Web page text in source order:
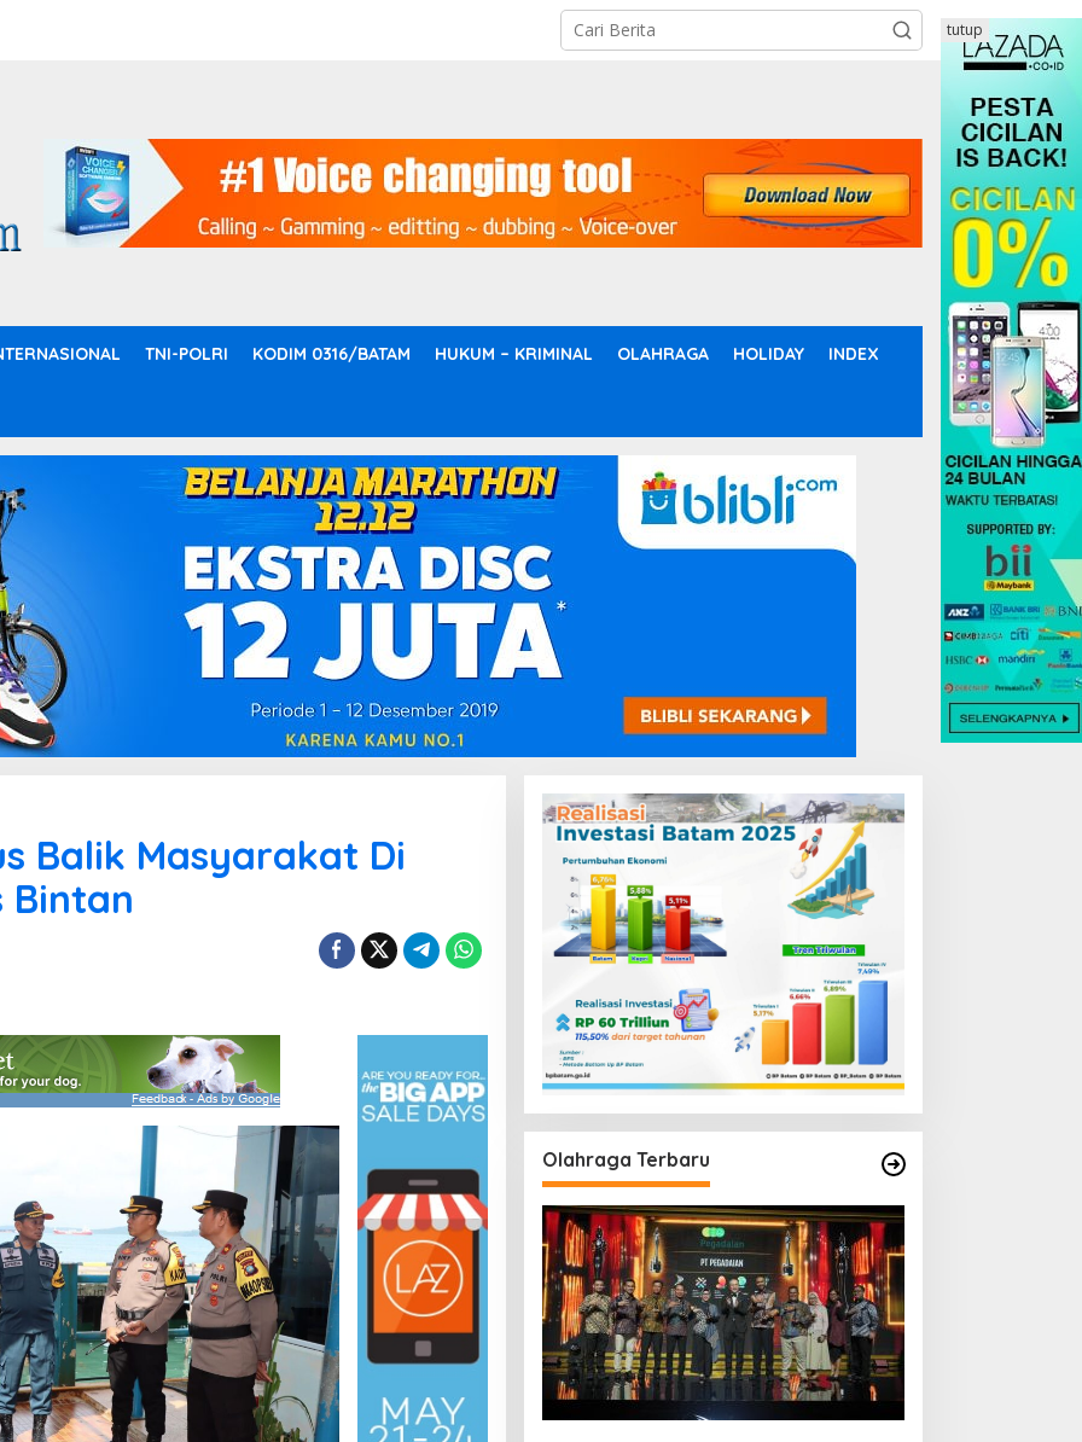
TNI-POLRI KODIM 0316/BATAM HUKUM – KRIMINAL OLAHRAGA HOLIDAY INDEX
tutup
Balik Masyarakat Di
Bintan
Olahraga Terbaru